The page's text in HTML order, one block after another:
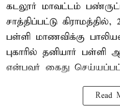
கடலூர் மாவட்டம்
சாத்திப்பட்டு கிராமத்தில்,
பள்ளி மாணவிக்கு
புகாரில் தனியார் பள்ளி
என்பவர் கைது
Read